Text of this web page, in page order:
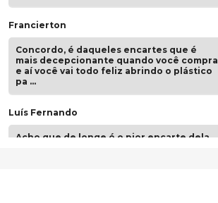
Francierton
Concordo, é daqueles encartes que é
mais decepcionante quando você compra
e aí você vai todo feliz abrindo o plástico
pa …
Luís Fernando
Acho que de longe é o pior encarte dela.